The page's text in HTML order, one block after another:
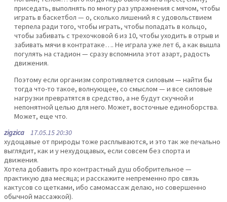
приседать, выполнять по многу раз упражнения с мячом, чтобы
играть в баскетбол — о, сколько лишений я с удовольствием
терпела ради того, чтобы играть, чтобы попадать в кольцо,
чтобы забивать с трехочковой 6 из 10, чтобы уходить в отрыв и
забивать мячи в контратаке…. Не играла уже лет 6, а как вышла
погулять на стадион — сразу вспомнила этот азарт, радость
движения.
Поэтому если организм сопротивляется силовым — найти бы
тогда что-то такое, волнующее, со смыслом — и все силовые
нагрузки превратятся в средство, а не будут скучной и
непонятной целью для него. Может, восточные единоборства.
Может, еще что.
zigzica 17.05.15 20:30
худощавые от природы тоже расплываются, и это так же печально
выглядит, как и у нехудощавых, если совсем без спорта и
движения.
Хотела добавить про контрастный душ обобрительное —
практикую два месяца; и расскажите непременно про связь
кактусов со щетками, ибо самомассаж делаю, но совершенно
обычной массажкой).